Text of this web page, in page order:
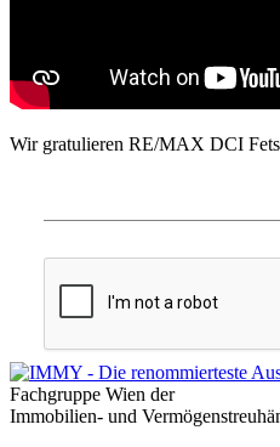
Wir gratulieren RE/MAX DCI
Fachgruppe Wien der
Immobilien- und